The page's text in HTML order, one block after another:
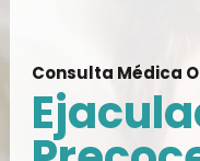
Consulta Médica